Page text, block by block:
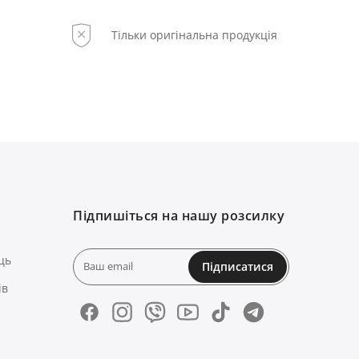
Тільки оригінальна продукція
Підпишіться на нашу розсилку
Підписатися